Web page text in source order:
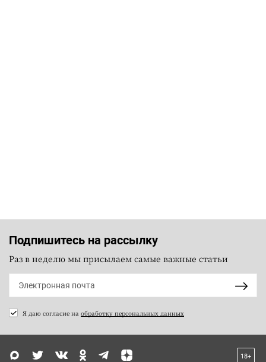
Подпишитесь на рассылку
Раз в неделю мы присылаем самые важные статьи
Я даю согласие на обработку персональных данных
18+